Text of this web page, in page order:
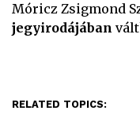
Móricz Zsigmond
jegyirodájában
RELATED TOPICS: